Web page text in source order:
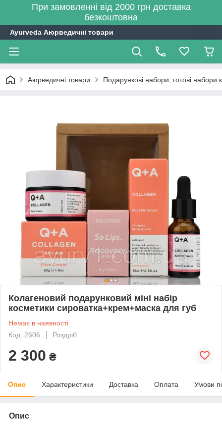
При замовленні від 2000 грн доставка
безкоштовна
Ayurveda Аюрведичні товари
Аюрведичні товари Подарункові набори, готові набори
Колагеновий подарунковий міні набір
косметики сироватка+крем+маска для губ
Немає в наявності
Код: 2606
Роздріб
2 300 ₴
Опис Характеристики Доставка Оплата Умови
Опис